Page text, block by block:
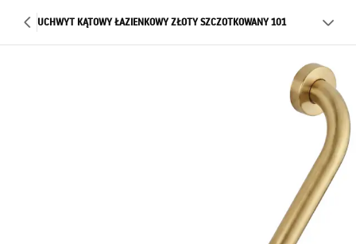
UCHWYT KĄTOWY ŁAZIENKOWY ZŁOTY SZCZOTKOWANY 101